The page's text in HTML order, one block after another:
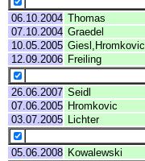
06.10.2004 Thomas
07.10.2004 Graedel
10.05.2005 Giesl,Hromkovic
12.09.2006 Freiling
26.06.2007 Seidl
07.06.2005 Hromkovic
03.07.2005
Lichter
05.06.2008 Kowalewski